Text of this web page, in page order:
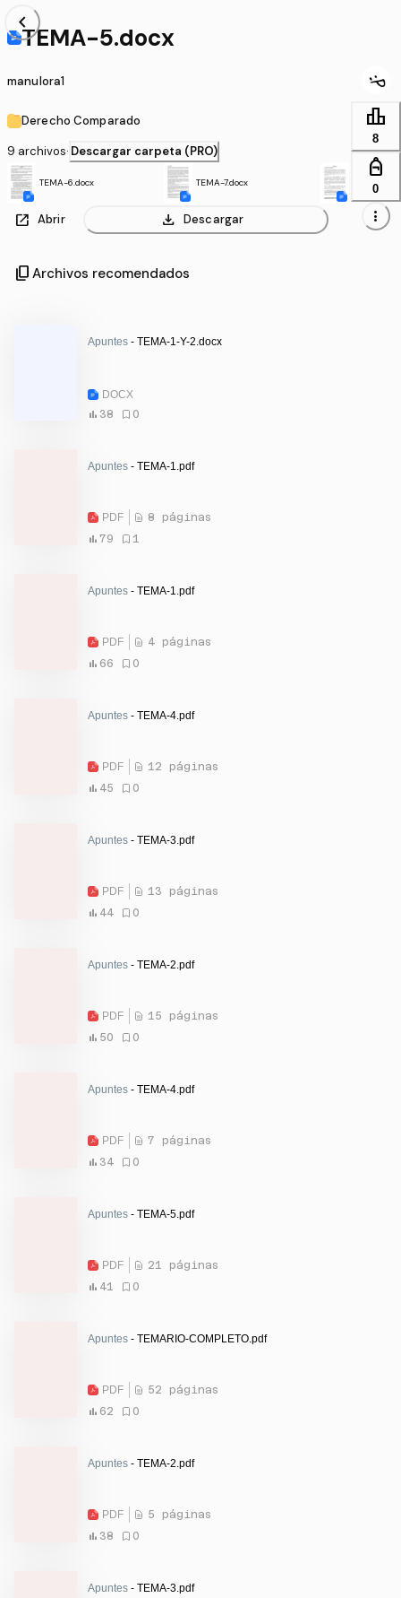
chevron_left
TEMA-5.docx
manulora1
Derecho Comparado
9 archivos· Descargar carpeta (PRO)
TEMA-6.docx TEMA-7.docx
ODO.docx
open_in_new Abrir download Descargar
leaderboard
8
personal_bag
0
more_vert
content_copy Archivos recomendados
Apuntes - TEMA-1-Y-2.docx
DOCX
38
0
Apuntes - TEMA-1.pdf
PDF
8 páginas
79
1
Apuntes - TEMA-1.pdf
PDF
4 páginas
66
0
Apuntes - TEMA-4.pdf
PDF
12 páginas
45
0
Apuntes - TEMA-3.pdf
PDF
13 páginas
44
0
Apuntes - TEMA-2.pdf
PDF
15 páginas
50
0
Apuntes - TEMA-4.pdf
PDF
7 páginas
34
0
Apuntes - TEMA-5.pdf
PDF
21 páginas
41
0
Apuntes - TEMARIO-COMPLETO.pdf
PDF
52 páginas
62
0
Apuntes - TEMA-2.pdf
PDF
5 páginas
38
0
Apuntes - TEMA-3.pdf